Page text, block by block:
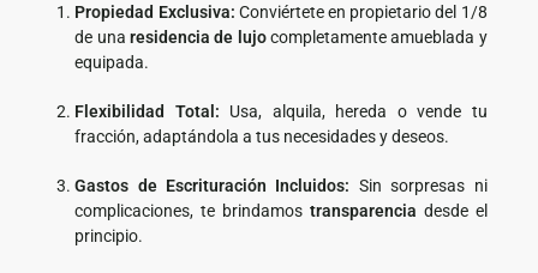
Propiedad Exclusiva: Conviértete en propietario del 1/8
de unaresidencia de lujocompletamente amueblada y
equipada.
Flexibilidad Total: Usa, alquila, hereda o vende tu
fracción, adaptándola a tus necesidades y deseos.
Gastos de Escrituración Incluidos: Sin sorpresas ni
complicaciones, te brindamos transparencia desde el
principio.